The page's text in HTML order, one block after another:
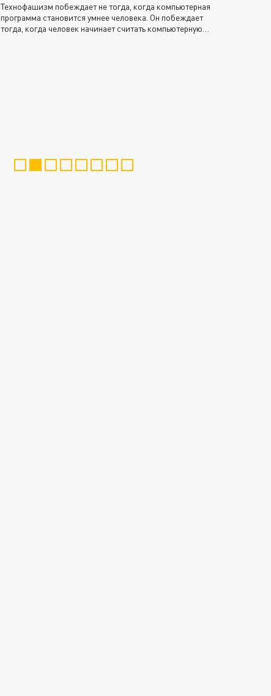
Технофашизм побеждает не тогда, когда компьютерная
программа становится умнее человека. Он побеждает
тогда, когда человек начинает считать компьютерную